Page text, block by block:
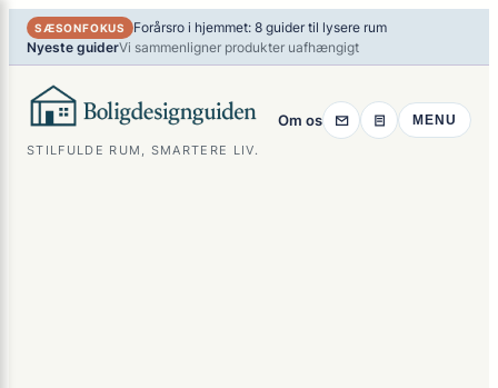
Spring
indhold
SÆSONFOKUS
Forårsro i hjemmet: 8 guider til lysere rum
Nyeste guiderVi sammenligner produkter uafhængigt
STILFULDE RUM, SMARTERE LIV.
Om os MENU